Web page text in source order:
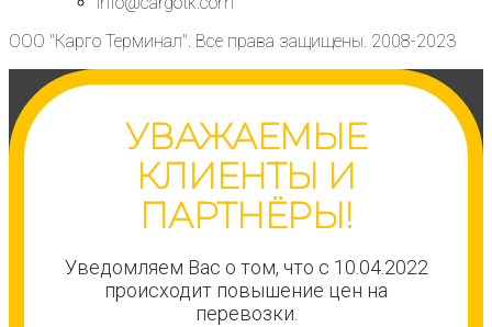
ООО "Карго Терминал". Все права защищены. 2008-2023
УВАЖАЕМЫЕ
КЛИЕНТЫ И
ПАРТНЁРЫ!
Уведомляем Вас о том, что с 10.04.2022
происходит повышение цен на
перевозки.